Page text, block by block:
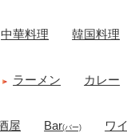
中華料理 韓国料理
ラーメン カレー
屋 Bar(バー) ワ